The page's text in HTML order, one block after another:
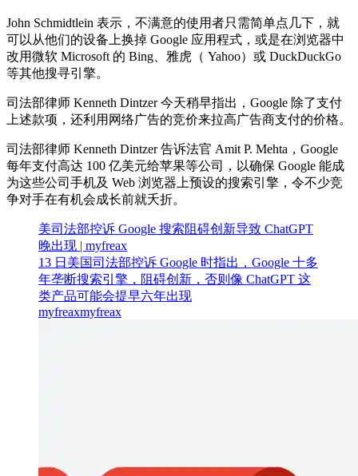
John Schmidtlein 表示，不满意的使用者只需简单点几下，就
可以从他们的设备上换掉 Google 应用程式，或是在浏览器中
改用微软 Microsoft 的 Bing、雅虎（ Yahoo）或 DuckDuckGo
等其他搜寻引擎。
司法部律师 Kenneth Dintzer 今天稍早指出，Google 除了支付
上述款项，还利用网络广告的竞价来拉高广告商支付的价格。
司法部律师 Kenneth Dintzer 告诉法官 Amit P. Mehta，Google
每年支付高达 100 亿美元给苹果等公司，以确保 Google 能成
为这些公司手机及 Web 浏览器上预设的搜索引擎，令不少竞
争对手在有机会成长前就夭折。
美司法部控诉 Google 搜索阻碍创新导致 ChatGPT
晚出现 | myfreax
13 日美国司法部控诉 Google 时指出，Google 十多
年垄断搜索引擎，阻碍创新，否则像 ChatGPT 这
类产品可能会提早六年出现
myfreaxmyfreax